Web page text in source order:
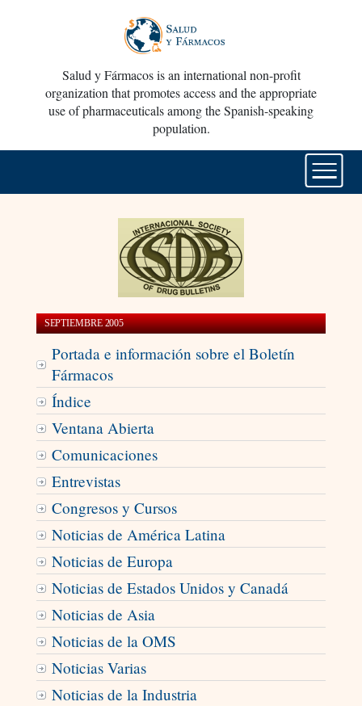
Salud y Fármacos is an international non-profit
organization that promotes access and the appropriate
use of pharmaceuticals among the Spanish-speaking
population.
SEPTIEMBRE 2005
Portada e información sobre el Boletín
Fármacos
Índice
Ventana Abierta
Comunicaciones
Entrevistas
Congresos y Cursos
Noticias de América Latina
Noticias de Europa
Noticias de Estados Unidos y Canadá
Noticias de Asia
Noticias de la OMS
Noticias Varias
Noticias de la Industria